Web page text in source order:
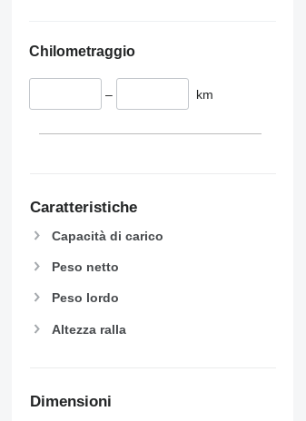
Chilometraggio
– km
Caratteristiche
Capacità di carico
Peso netto
Peso lordo
Altezza ralla
Dimensioni